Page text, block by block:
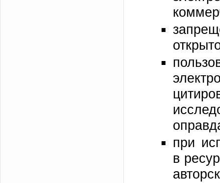
при
в